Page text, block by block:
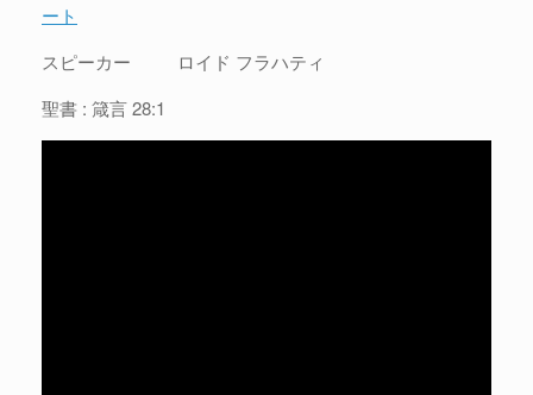
ート
スピーカー ロイド フラハティ
聖書 : 箴言 28:1